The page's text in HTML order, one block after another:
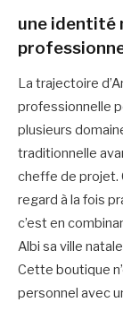
une identité
La trajectoire
professionnelle
plusieurs
traditionnelle
cheffe de projet.
regard à la fois
c’est en
Albi sa ville
Cette boutique
personnel avec